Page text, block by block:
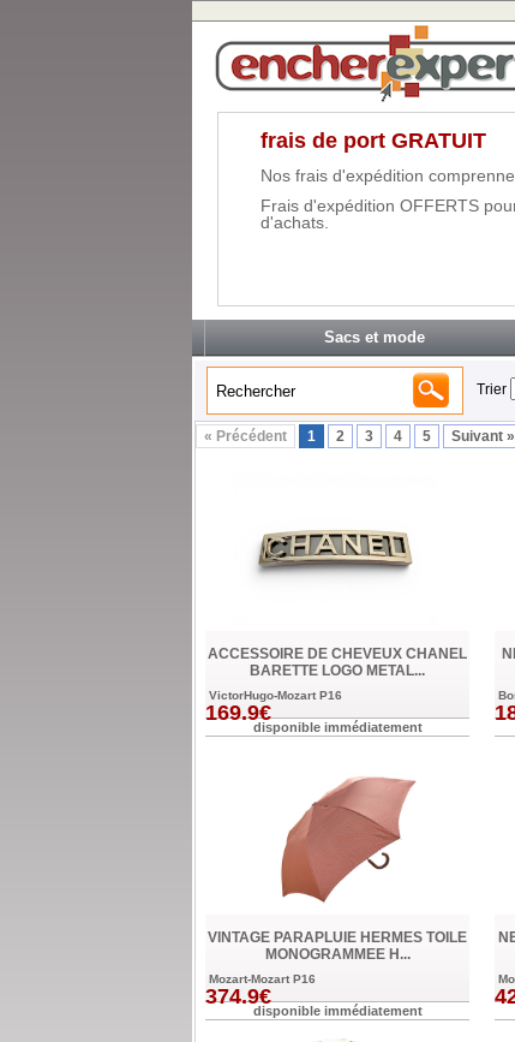
frais de port GRATUIT
Nos frais d'expédition
Frais d'expédition OFFERTS
d'achats.
Sacs et mode
Trier
« Précédent 1 2 3 4 5 Suivant »
ACCESSOIRE DE CHEVEUX CHANEL
BARETTE LOGO METAL...
VictorHugo-Mozart P16
169.9€
disponible immédiatement
VINTAGE PARAPLUIE HERMES TOILE
MONOGRAMMEE H...
Mozart-Mozart P16
374.9€
disponible immédiatement